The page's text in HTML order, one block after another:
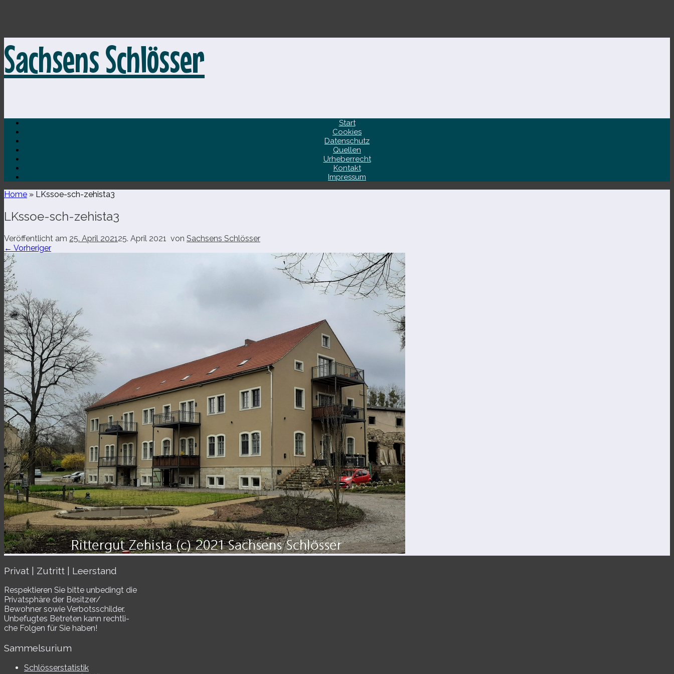
Inhalt
springen
Sachsens Schlösser
Start
Cookies
Datenschutz
Quellen
Urheberrecht
Kontakt
Impressum
Home » LKssoe-​sch-​zehista3
LKssoe-​sch-​zehista3
Veröffentlicht am 25. April 202125. April 2021 von Sachsens Schlösser
← Vorheriger
Privat | Zutritt | Leerstand
Respektieren Sie bitte unbe­dingt die
Privatsphäre der Besitzer/​
Bewohner sowie Verbotsschilder.
Unbefugtes Betreten kann recht­li­
che Folgen für Sie haben!
Sammelsurium
Schlösserstatistik